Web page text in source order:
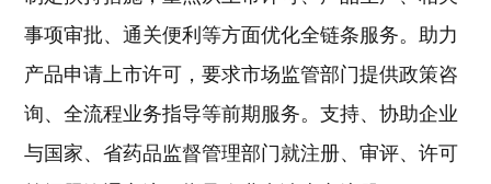
事项审批、通关便利等方面优化全链条服务。助力
产品申请上市许可，要求市场监管部门提供政策咨
询、全流程业务指导等前期服务。支持、协助企业
与国家、省药品监督管理部门就注册、审评、许可